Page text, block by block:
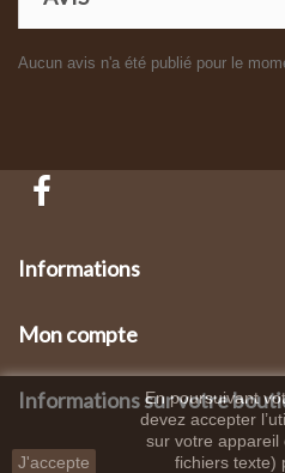
Aucun avis n'a été publié pour le
Informations
Mon compte
Informations sur votre
J'accepte
En poursuivant
devez accepter
sur votre appareil
fichiers texte)